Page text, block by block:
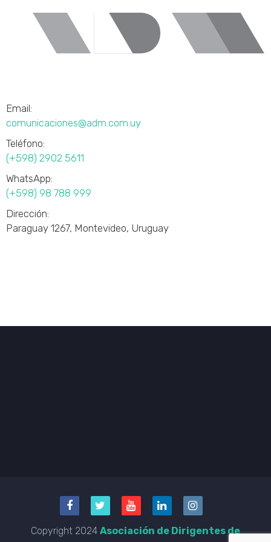
Email:
comunicaciones@adm.com.uy
Teléfono:
(+598) 2902 5611
WhatsApp:
(+598) 98 788 999
Dirección:
Paraguay 1267, Montevideo, Uruguay
Copyright 2024 Asociación de Dirigentes de